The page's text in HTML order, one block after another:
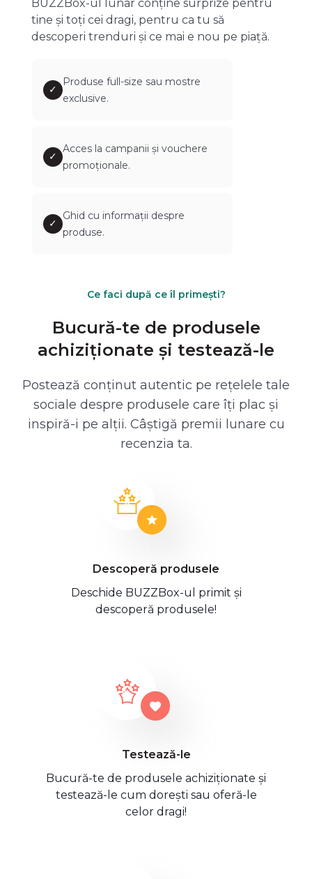
BUZZBox-ul lunar conține surprize pentru
tine și toți cei dragi, pentru ca tu să
descoperi trenduri și ce mai e nou pe piață.
✓
Produse full-size sau mostre
exclusive.
✓
Acces la campanii și vouchere
promoționale.
✓
Ghid cu informații despre
produse.
Ce faci după ce îl primești?
Bucură-te de produsele
achiziționate și testează-le
Postează conținut autentic pe rețelele tale
sociale despre produsele care îți plac și
inspiră-i pe alții. Câștigă premii lunare cu
recenzia ta.
Descoperă produsele
Deschide BUZZBox-ul primit și
descoperă produsele!
Testează-le
Bucură-te de produsele achiziționate și
testează-le cum dorești sau oferă-le
celor dragi!